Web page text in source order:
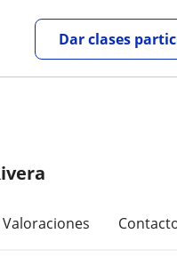
Dar clases
Valoraciones